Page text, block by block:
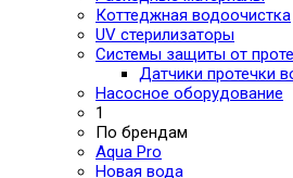
Коттеджная водоочистка
UV стерилизаторы
Системы защиты от
Датчики протечки
Насосное оборудование
1
По брендам
Aqua Pro
Новая вода